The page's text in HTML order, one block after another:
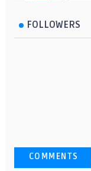
FOLLOWERS
COMMENTS